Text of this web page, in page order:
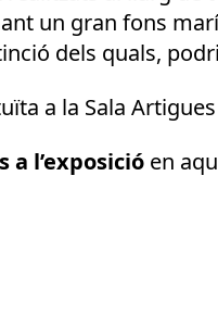
un gran fons
dels quals,
a la Sala
a l’exposició en